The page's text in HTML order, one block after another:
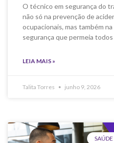
O técnico em segurança do
não só na prevenção de
ocupacionais, mas também
segurança que permeia
LEIA MAIS »
Talita Torres junho 9, 2026